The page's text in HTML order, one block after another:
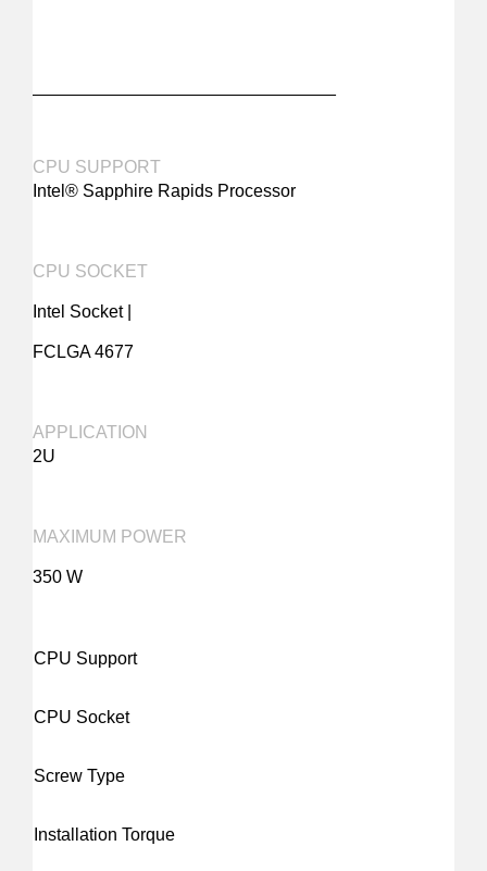
CPU SUPPORT
Intel® Sapphire Rapids Processor
CPU SOCKET
Intel Socket |
FCLGA 4677
APPLICATION
2U
MAXIMUM POWER
350 W
CPU Support
CPU Socket
Screw Type
Installation Torque